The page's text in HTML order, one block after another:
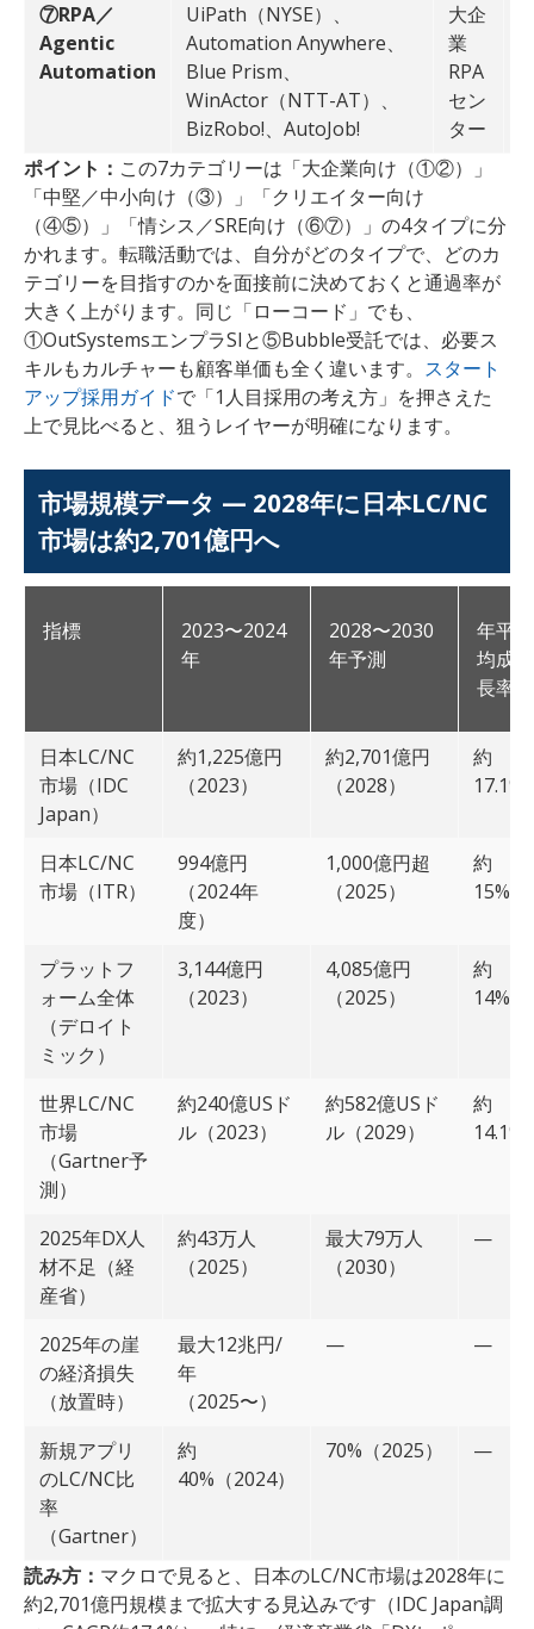
⑦RPA／
Agentic
Automation
UiPath（NYSE）、
Automation Anywhere、
Blue Prism、
WinActor（NTT-AT）、
BizRobo!、AutoJob!
大企
業
RPA
セン
ター
ポイント： この7カテゴリーは「大企業向け（①②）」
「中堅／中小向け（③）」「クリエイター向け
（④⑤）」「情シス／SRE向け（⑥⑦）」の4タイプに分
かれます。転職活動では、自分がどのタイプで、どのカ
テゴリーを目指すのかを面接前に決めておくと通過率が
大きく上がります。同じ「ローコード」でも、
①OutSystemsエンプラSIと⑤Bubble受託では、必要ス
キルもカルチャーも顧客単価も全く違います。 スタート
アップ採用ガイドで「1人目採用の考え方」を押さえた
上で見比べると、狙うレイヤーが明確になります。
市場規模データ — 2028年に日本LC/NC
市場は約2,701億円へ
指標
2023〜2024
年
2028〜2030
年予測
年平
均成
長率
日本LC/NC
市場（IDC
Japan）
約1,225億円
（2023）
約2,701億円
（2028）
約
17.1%
日本LC/NC
市場（ITR）
994億円
（2024年
度）
1,000億円超
（2025）
約
15%
プラットフ
ォーム全体
（デロイト
ミック）
3,144億円
（2023）
4,085億円
（2025）
約
14%
世界LC/NC
市場
（Gartner予
測）
約240億USド
ル（2023）
約582億USド
ル（2029）
約
14.1%
2025年DX人
材不足（経
産省）
約43万人
（2025）
最大79万人
（2030）
—
2025年の崖
の経済損失
（放置時）
最大12兆円/
年
（2025〜）
— —
新規アプリ
のLC/NC比
率
（Gartner）
約
40%（2024）
70%（2025） —
読み方： マクロで見ると、日本のLC/NC市場は2028年に
約2,701億円規模まで拡大する見込みです（IDC Japan調